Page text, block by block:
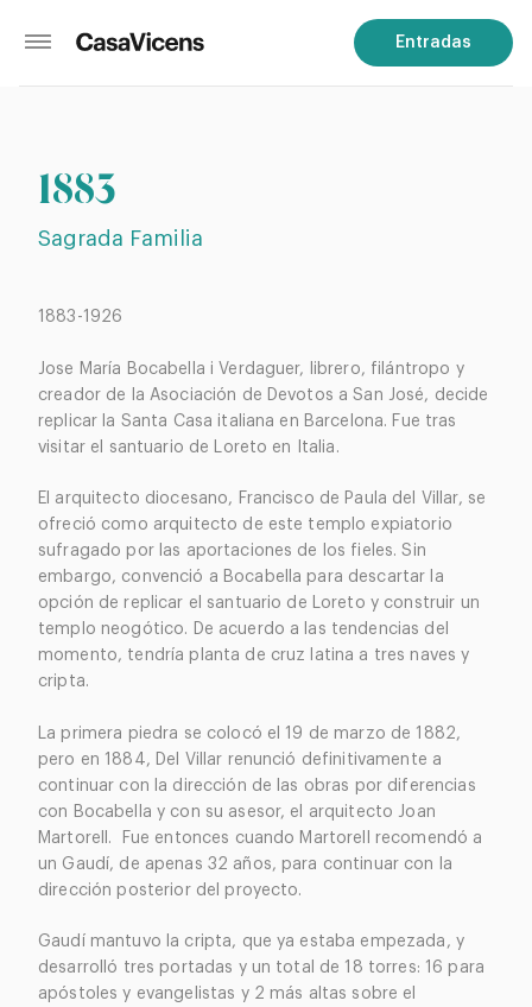
Entradas
1883
Sagrada Familia
1883-1926
Jose María Bocabella i Verdaguer, librero, filántropo y
creador de la Asociación de Devotos a San José, decide
replicar la Santa Casa italiana en Barcelona. Fue tras
visitar el santuario de Loreto en Italia.
El arquitecto diocesano, Francisco de Paula del Villar, se
ofreció como arquitecto de este templo expiatorio
sufragado por las aportaciones de los fieles. Sin
embargo, convenció a Bocabella para descartar la
opción de replicar el santuario de Loreto y construir un
templo neogótico. De acuerdo a las tendencias del
momento, tendría planta de cruz latina a tres naves y
cripta.
La primera piedra se colocó el 19 de marzo de 1882,
pero en 1884, Del Villar renunció definitivamente a
continuar con la dirección de las obras por diferencias
con Bocabella y con su asesor, el arquitecto Joan
Martorell. Fue entonces cuando Martorell recomendó a
un Gaudí, de apenas 32 años, para continuar con la
dirección posterior del proyecto.
Gaudí mantuvo la cripta, que ya estaba empezada, y
desarrolló tres portadas y un total de 18 torres: 16 para
apóstoles y evangelistas y 2 más altas sobre el